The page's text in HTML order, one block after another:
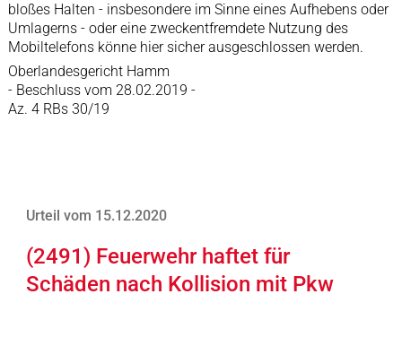
bloßes Halten - insbesondere im Sinne eines Aufhebens oder
Umlagerns - oder eine zweckentfremdete Nutzung des
Mobiltelefons könne hier sicher ausgeschlossen werden.
Oberlandesgericht Hamm
- Beschluss vom 28.02.2019 -
Az. 4 RBs 30/19
Urteil vom 15.12.2020
(2491) Feuerwehr haftet für
Schäden nach Kollision mit Pkw